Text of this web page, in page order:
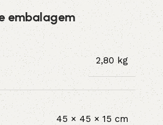
embalagem
2,80 kg
45 × 45 × 15 cm